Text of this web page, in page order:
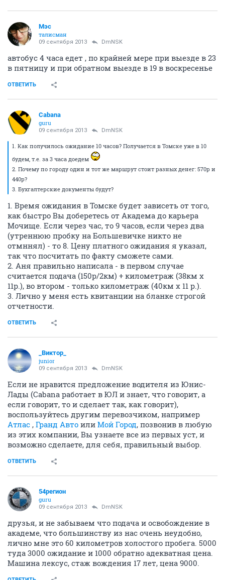
Мэс
талисман
09 сентября 2013 DmNSK
автобус 4 часа едет , по крайней мере при выезде в 23
в пятницу и при обратном выезде в 19 в воскресенье
ОТВЕТИТЬ
Cabana
guru
09 сентября 2013 DmNSK
1. Как получилось ожидание 10 часов? Получается в Томске уже в 10
будем, т.е. за 3 часа доедем
2. Почему по городу один и тот же маршрут стоит разных денег: 570р и
440р?
3. Бухгалтерские документы будут?
1. Время ожидания в Томске будет зависеть от того,
как быстро Вы доберетесь от Академа до карьера
Мочище. Если через час, то 9 часов, если через два
(утреннюю пробку на Большевичке никто не
отмннял) - то 8. Цену платного ожидания я указал,
так что посчитать по факту сможете сами.
2. Аня правильно написала - в первом случае
считается подача (150р/2км) + километраж (38км х
11р.), во втором - только километраж (40км х 11 р.).
3. Лично у меня есть квитанции на бланке строгой
отчетности.
ОТВЕТИТЬ
_Виктор_
juniоr
09 сентября 2013 DmNSK
Если не нравится предложение водителя из Юнис-
Лады (Cabana работает в ЮЛ и знает, что говорит, а
если говорит, то и сделает так, как говорит),
воспользуйтесь другим перевозчиком, например
Атлас , Гранд Авто или Мой Город, позвонив в любую
из этих компании, Вы узнаете все из первых уст, и
возможно сделаете, для себя, правильный выбор.
ОТВЕТИТЬ
54регион
guru
09 сентября 2013 DmNSK
друзья, и не забываем что подача и освобождение в
академе, что большинству из нас очень неудобно,
лично мне это 60 километров холостого пробега. 5000
туда 3000 ожидание и 1000 обратно адекватная цена.
Машина лексус, стаж вождения 17 лет, цена 9000.